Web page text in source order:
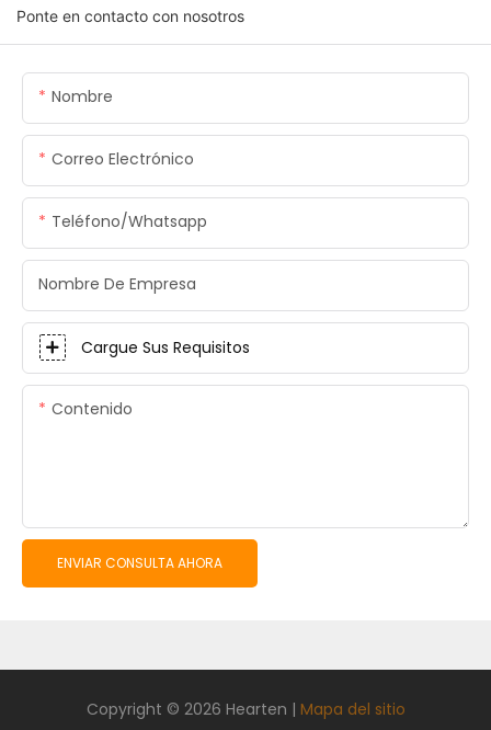
Ponte en contacto con nosotros
Nombre
Correo Electrónico
Teléfono/whatsapp
Nombre De Empresa
Cargue Sus Requisitos
Contenido
ENVIAR CONSULTA AHORA
Copyright © 2026 Hearten | Mapa del sitio